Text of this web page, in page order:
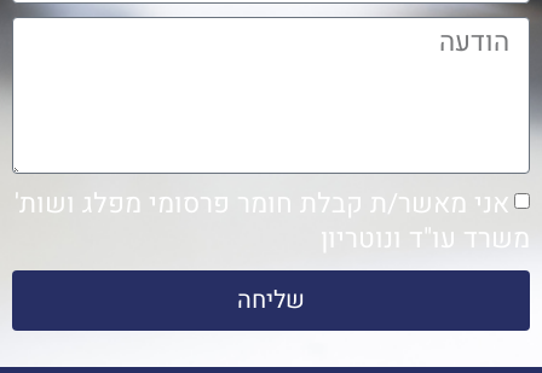
אני מאשר/ת קבלת חומר פרסומי מפלג ושות'
משרד עו"ד ונוטריון
שליחה